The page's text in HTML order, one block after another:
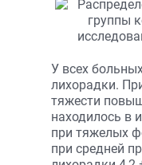
У всех
лихорадки.
тяжести
находилось в
при тяжелых
при средней